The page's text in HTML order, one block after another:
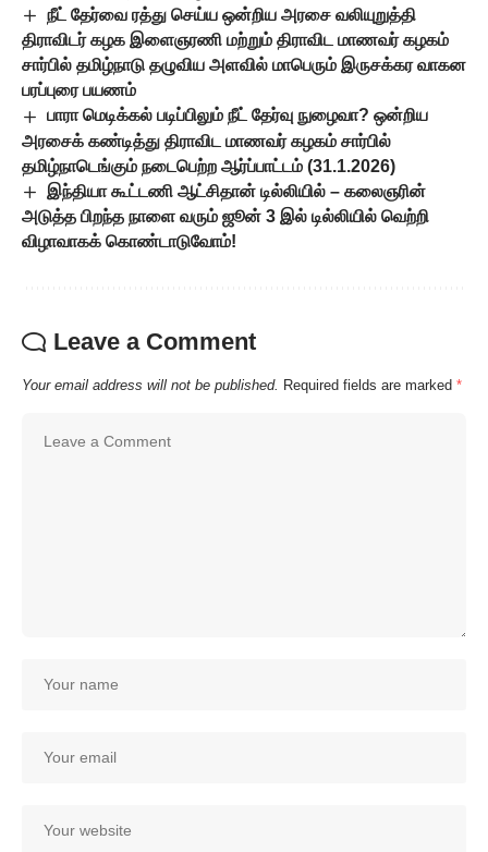
நீட் தேர்வை ரத்து செய்ய ஒன்றிய அரசை வலியுறுத்தி
திராவிடர் கழக இளைஞரணி மற்றும் திராவிட மாணவர் கழகம்
சார்பில் தமிழ்நாடு தழுவிய அளவில் மாபெரும் இருசக்கர வாகன
பரப்புரை பயணம்
பாரா மெடிக்கல் படிப்பிலும் நீட் தேர்வு நுழைவா? ஒன்றிய
அரசைக் கண்டித்து திராவிட மாணவர் கழகம் சார்பில்
தமிழ்நாடெங்கும் நடைபெற்ற ஆர்ப்பாட்டம் (31.1.2026)
இந்தியா கூட்டணி ஆட்சிதான் டில்லியில் – கலைஞரின்
அடுத்த பிறந்த நாளை வரும் ஜூன் 3 இல் டில்லியில் வெற்றி
விழாவாகக் கொண்டாடுவோம்!
Leave a Comment
Your email address will not be published. Required fields are marked *